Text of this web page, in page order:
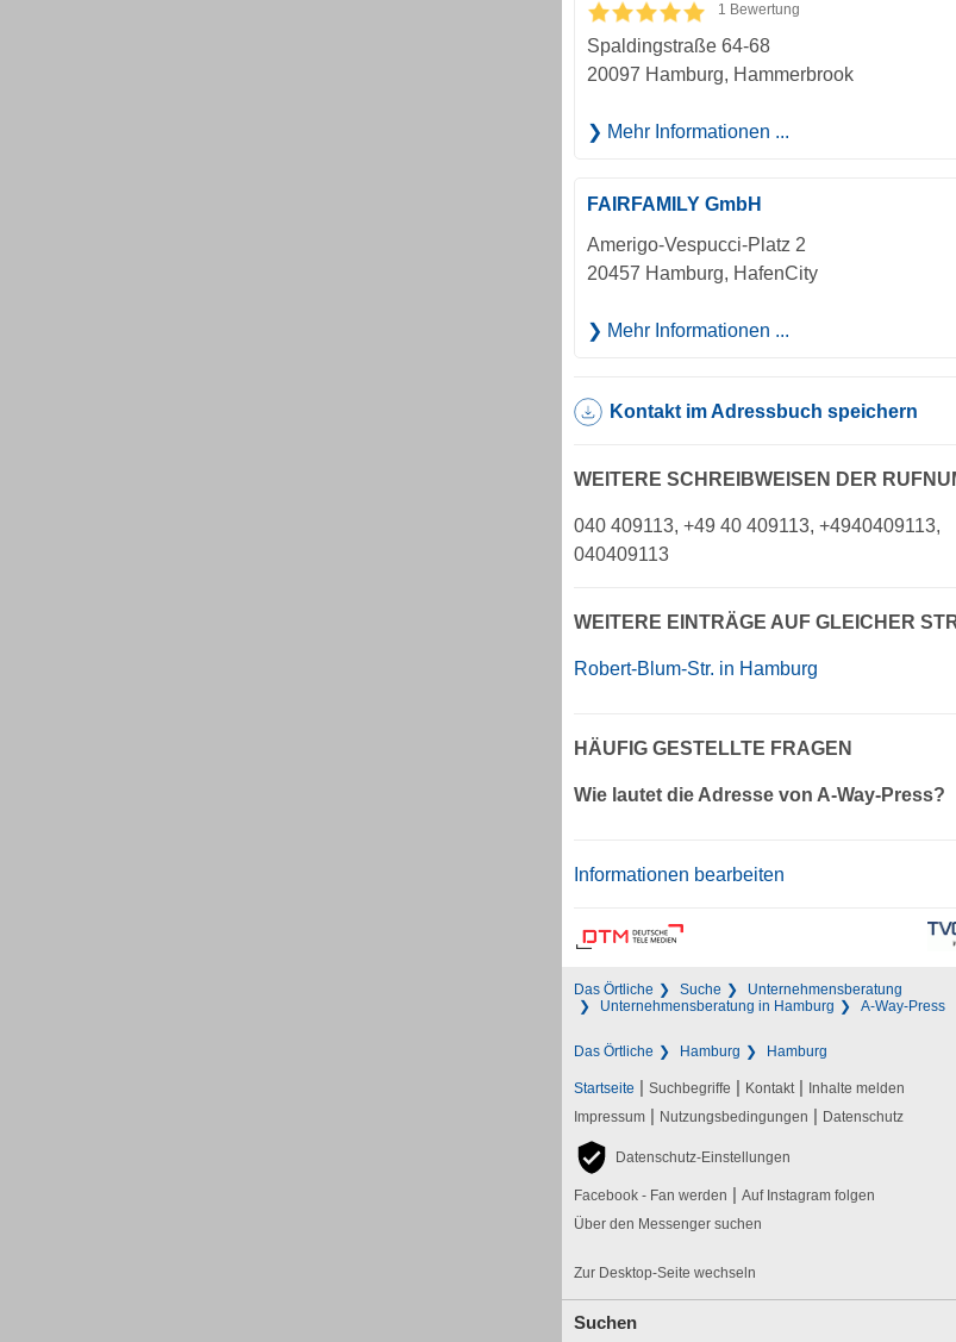
1 Bewertung
Spaldingstraße 64-68
20097 Hamburg, Hammerbrook
Mehr Informationen ...
FAIRFAMILY GmbH
Amerigo-Vespucci-Platz 2
20457 Hamburg, HafenCity
Mehr Informationen ...
Kontakt im Adressbuch speichern
WEITERE SCHREIBWEISEN DER
040 409113, +49 40 409113, +4940409113,
040409113
WEITERE EINTRÄGE AUF GLEICHER
Robert-Blum-Str. in Hamburg
HÄUFIG GESTELLTE FRAGEN
Wie lautet die Adresse von A-Way-Press?
Informationen bearbeiten
Das Örtliche Suche
Unternehmensberatung
Unternehmensberatung in Hamburg
A-Way-Press
Das Örtliche Hamburg Hamburg
Startseite | Suchbegriffe | Kontakt | Inhalte melden
Impressum | Nutzungsbedingungen | Datenschutz
Datenschutz-Einstellungen
Facebook - Fan werden | Auf Instagram folgen
Über den Messenger suchen
Zur Desktop-Seite wechseln
Suchen